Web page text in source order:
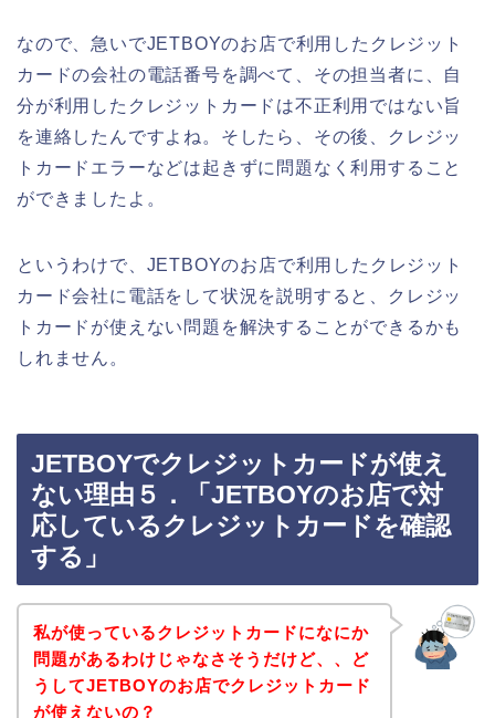
なので、急いでJETBOYのお店で利用したクレジット
カードの会社の電話番号を調べて、その担当者に、自
分が利用したクレジットカードは不正利用ではない旨
を連絡したんですよね。そしたら、その後、クレジッ
トカードエラーなどは起きずに問題なく利用すること
ができましたよ。
というわけで、JETBOYのお店で利用したクレジット
カード会社に電話をして状況を説明すると、クレジッ
トカードが使えない問題を解決することができるかも
しれません。
JETBOYでクレジットカードが使え
ない理由５．「JETBOYのお店で対
応しているクレジットカードを確認
する」
私が使っているクレジットカードになにか
問題があるわけじゃなさそうだけど、、ど
うしてJETBOYのお店でクレジットカード
が使えないの？